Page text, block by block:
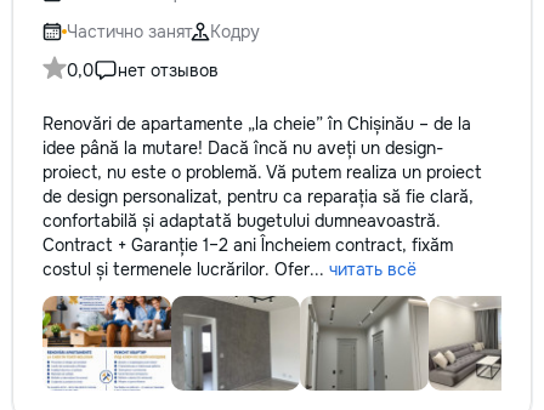
Частично занят
Кодру
0,0
нет отзывов
Renovări de apartamente „la cheie” în Chișinău – de la
idee până la mutare! Dacă încă nu aveți un design-
proiect, nu este o problemă. Vă putem realiza un proiect
de design personalizat, pentru ca reparația să fie clară,
confortabilă și adaptată bugetului dumneavoastră.
Contract + Garanție 1–2 ani Încheiem contract, fixăm
costul și termenele lucrărilor. Ofer... читать всё